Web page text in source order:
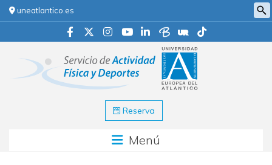
uneatlantico.es
Reserva
Menú